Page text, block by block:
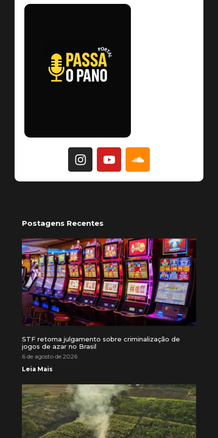
Postagens Recentes
STF retoma julgamento sobre criminalização de
jogos de azar no Brasil
6 de agosto de 2026
Leia Mais